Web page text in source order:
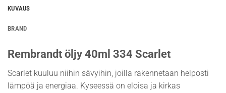
KUVAUS
BRAND
Rembrandt öljy 40ml 334 Scarlet
Scarlet kuuluu niihin sävyihin, joilla rakennetaan helposti
lämpöä ja energiaa. Kyseessä on eloisa ja kirkas